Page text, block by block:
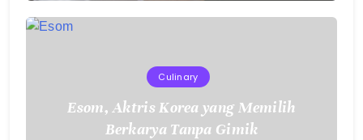
Culinary
Esom, Aktris Korea yang Memilih
Berkarya Tanpa Gimik